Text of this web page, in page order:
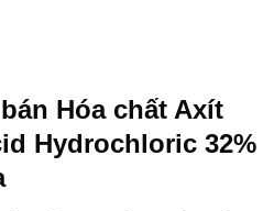
Hóa chất Axít
Hydrochloric 32%